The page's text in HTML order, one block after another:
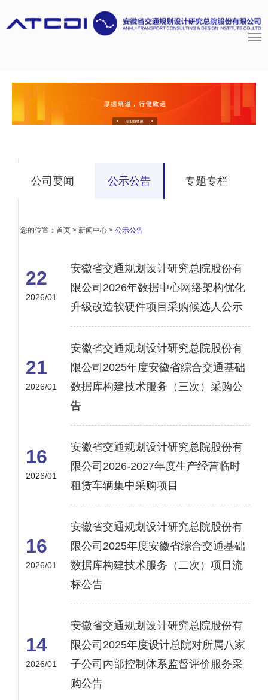
公司要闻 公示公告 专题专栏
您的位置： 首页 > 新闻中心 > 公示公告
22
2026/01
安徽省交通规划设计研究总院股份有
限公司2026年数据中心网络架构优化
升级改造软硬件项目采购候选人公示
21
2026/01
安徽省交通规划设计研究总院股份有
限公司2025年度安徽省综合交通基础
数据库构建技术服务（三次）采购公
告
16
2026/01
安徽省交通规划设计研究总院股份有
限公司2026-2027年度生产经营临时
租赁车辆集中采购项目
16
2026/01
安徽省交通规划设计研究总院股份有
限公司2025年度安徽省综合交通基础
数据库构建技术服务（二次）项目流
标公告
14
2026/01
安徽省交通规划设计研究总院股份有
限公司2025年度设计总院对所属八家
子公司内部控制体系监督评价服务采
购公告